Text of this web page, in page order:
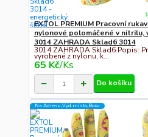
EXTOL PREMIUM Pracovní
nylonové polomáčené v
3014 ZAHRADA Sklad6 3014
3014 ZAHRADA Sklad6 Popis:
vyrobené z nylonu, k...
65 Kč/Ks
Do košíku
Na Adresu,Výd.místo,Boxu